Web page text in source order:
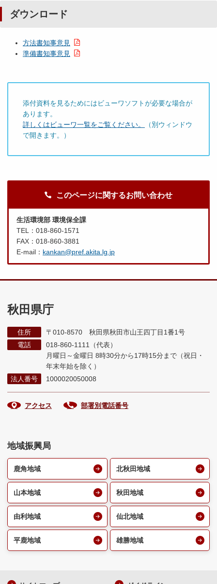
ダウンロード
方法書知事意見
準備書知事意見
添付資料を見るためにはビューワソフトが必要な場合が
あります。
詳しくはビューワ一覧をご覧ください。
（別ウィンドウ
で開きます。）
このページに関するお問い合わせ
生活環境部 環境保全課
TEL：018-860-1571
FAX：018-860-3881
E-mail： kankan@pref.akita.lg.jp
秋田県庁
住所
〒010-8570 秋田県秋田市山王四丁目1番1号
電話
018-860-1111（代表）
月曜日～金曜日 8時30分から17時15分まで （祝日・
年末年始を除く）
法人番号
1000020050008
アクセス 部署別電話番号
地域振興局
鹿角地域 北秋田地域
山本地域 秋田地域
由利地域 仙北地域
平鹿地域 雄勝地域